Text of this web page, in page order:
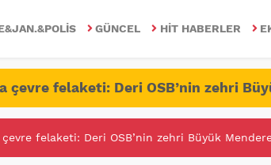
GÜNCEL HIT HABERLER
çevre felaketi: Deri OSB’nin zehri
FETÖ/PDY İLE YALANDAN